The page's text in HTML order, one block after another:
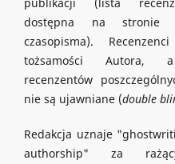
dostępna na stronie
czasopisma).
tożsamości Autora,
recenzentów
nie są ujawniane (double
Redakcja uznaje
authorship" za